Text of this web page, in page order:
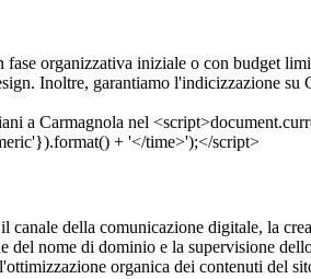
organizzativa iniziale o con budget
Inoltre, garantiamo l'indicizzazione
canale della comunicazione digitale, la
del nome di dominio e la supervisione
organica dei contenuti del